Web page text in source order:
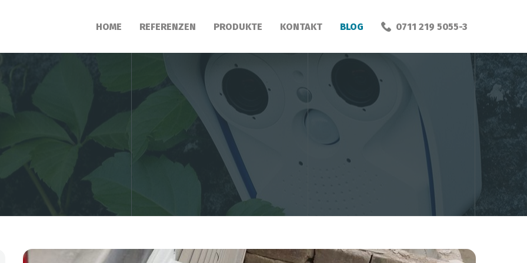
0711 219 5055-3
HOME REFERENZEN PRODUKTE KONTAKT BLOG